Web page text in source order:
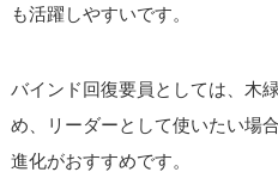
も活躍しやすいです。
バインド回復要員としては、木
め、リーダーとして使いたい場
進化がおすすめです。